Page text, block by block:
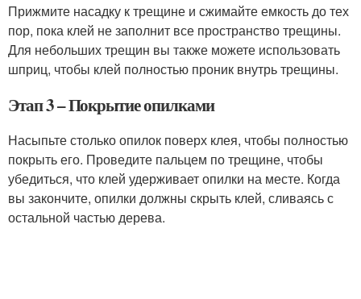
Прижмите насадку к трещине и сжимайте емкость до тех
пор, пока клей не заполнит все пространство трещины.
Для небольших трещин вы также можете использовать
шприц, чтобы клей полностью проник внутрь трещины.
Этап 3 – Покрытие опилками
Насыпьте столько опилок поверх клея, чтобы полностью
покрыть его. Проведите пальцем по трещине, чтобы
убедиться, что клей удерживает опилки на месте. Когда
вы закончите, опилки должны скрыть клей, сливаясь с
остальной частью дерева.